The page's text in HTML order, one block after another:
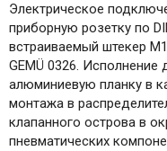
Электрическое
приборную розетку по
встраиваемый штекер
GEMÜ 0326. Исполнение
алюминиевую планку в
монтажа в
клапанного острова в
пневматических